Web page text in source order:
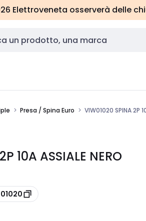
Elettroveneta osserverà delle
Presa / Spina Euro VIW01020 SPINA 2P
10A ASSIALE NERO